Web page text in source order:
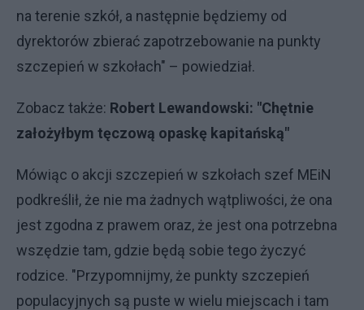
na terenie szkół, a następnie będziemy od
dyrektorów zbierać zapotrzebowanie na punkty
szczepień w szkołach" – powiedział.
Zobacz także: Robert Lewandowski: "Chętnie
założyłbym tęczową opaskę kapitańską"
Mówiąc o akcji szczepień w szkołach szef MEiN
podkreślił, że nie ma żadnych wątpliwości, że ona
jest zgodna z prawem oraz, że jest ona potrzebna
wszędzie tam, gdzie będą sobie tego życzyć
rodzice. "Przypomnijmy, że punkty szczepień
populacyjnych są puste w wielu miejscach i tam